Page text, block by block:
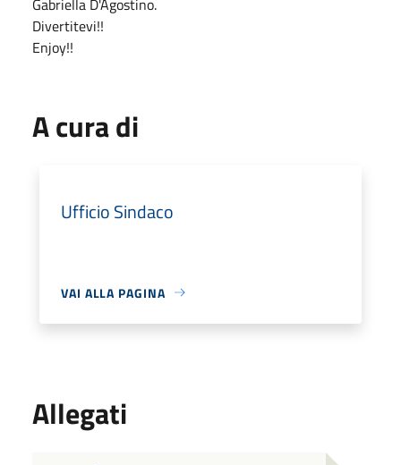
Divertitevi!!
Enjoy!!
A cura di
Ufficio Sindaco
VAI ALLA PAGINA
Allegati